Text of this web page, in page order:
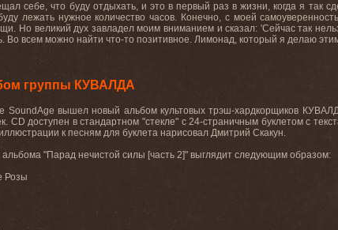
себе, что буду отдыхать, и это в первый раз в жизни, когда я так
лежать нужное количество часов. Конечно, с моей
. Но великий дух завладел моим вниманием и сказал: 'Сейчас так
Во всем можно найти что-то позитивное. Лимонад, который я делаю
группы КУВАЛДА
SoundAge вышел новый альбом культовых трэш-хардкорщиков
CD доступен в стандартном "стекле" с 24-страничным буклетом с
к песням для буклета нарисовал Дмитрий Скакун.
альбома "Парад нечистой силы [часть 2]" выглядит следующим образом:
Розы